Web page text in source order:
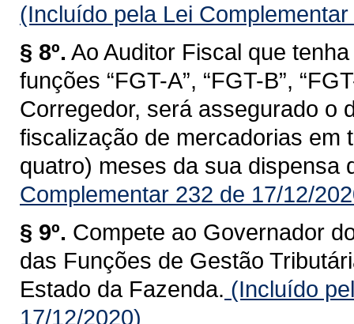
(Incluído pela Lei
§ 8º. Ao Auditor Fiscal que
funções “FGT-A”, “FGT-B”,
Corregedor, será assegurado o
fiscalização de mercadorias em
quatro) meses da sua dispensa
Complementar 232 de 17/12/
§ 9º. Compete ao Governador
das Funções de Gestão
Estado da Fazenda. (Incluído
17/12/2020)